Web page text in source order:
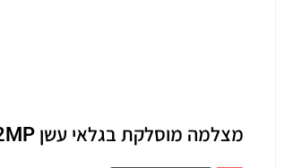
מצלמה מוסלקת בגלאי עשן AHD 2MP